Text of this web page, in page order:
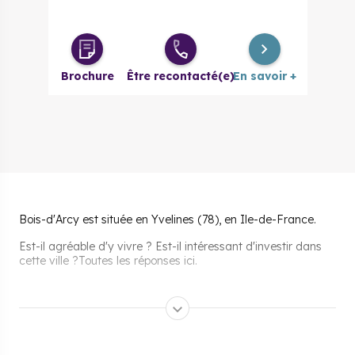
Brochure Être recontacté(e)En savoir +
Bois-d'Arcy est située en Yvelines (78), en Ile-de-France.
Est-il agréable d'y vivre ? Est-il intéressant d'investir dans
cette ville ?Toutes les réponses ici.
Pourquoi s’installer et vivre